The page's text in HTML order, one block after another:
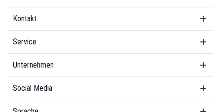
Kontakt
Service
Unternehmen
Social Media